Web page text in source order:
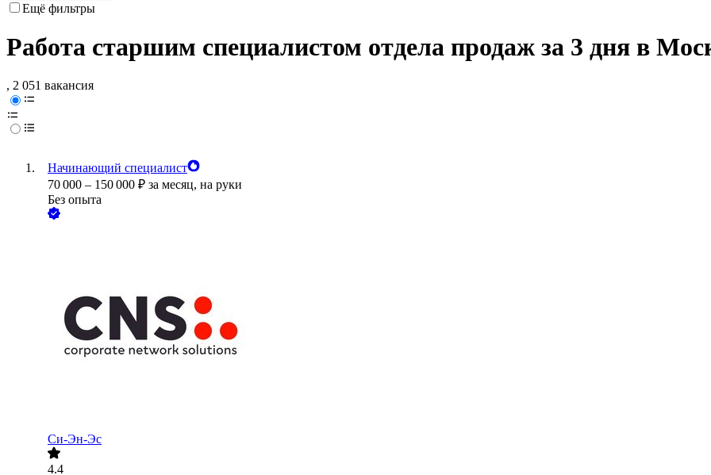
Ещё фильтры
Работа старшим специалистом отдела продаж за 3 дня в
, 2 051 вакансия
Начинающий специалист
70 000 – 150 000 ₽ за месяц, на руки
Без опыта
Си-Эн-Эс
4.4